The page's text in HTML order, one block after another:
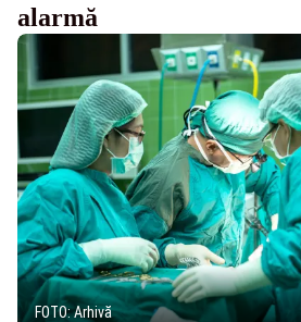
alarmă
FOTO: Arhivă